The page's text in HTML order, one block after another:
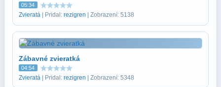
05:34
Zvieratá | Pridal: rezigren | Zobrazení: 5138
Zábavné zvieratká
04:54
Zvieratá | Pridal: rezigren | Zobrazení: 5348